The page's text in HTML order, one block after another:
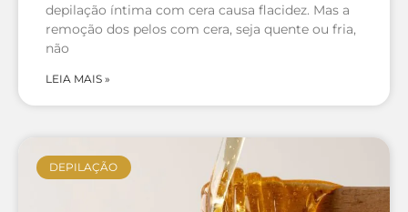
depilação íntima com cera causa flacidez. Mas a
remoção dos pelos com cera, seja quente ou fria,
não
LEIA MAIS »
DEPILAÇÃO